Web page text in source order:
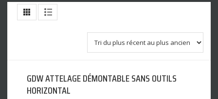
GDW ATTELAGE DÉMONTABLE SANS OUTILS
HORIZONTAL